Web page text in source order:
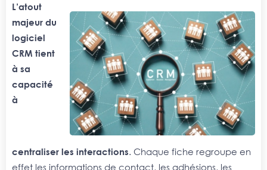
L’atout
majeur du
logiciel
CRM tient
à sa
capacité
à
centraliser les interactions. Chaque fiche regroupe en
effet les informations de contact, les adhésions, les